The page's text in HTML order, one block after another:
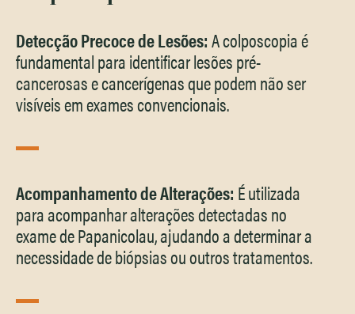
Detecção Precoce de Lesões:A colposcopia é
fundamental para identificar lesões pré-
cancerosas e cancerígenas que podem não ser
visíveis em exames convencionais.
Acompanhamento de Alterações: É utilizada
para acompanhar alterações detectadas no
exame de Papanicolau, ajudando a determinar a
necessidade de biópsias ou outros tratamentos.